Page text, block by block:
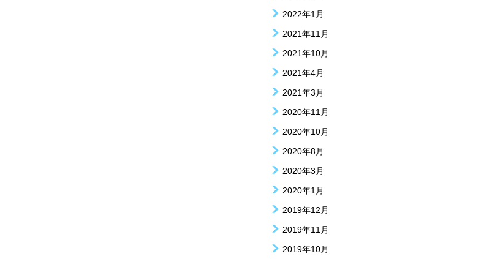
2022年1月
2021年11月
2021年10月
2021年4月
2021年3月
2020年11月
2020年10月
2020年8月
2020年3月
2020年1月
2019年12月
2019年11月
2019年10月